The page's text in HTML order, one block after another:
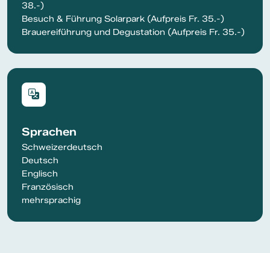
38.-)
Besuch & Führung Solarpark (Aufpreis Fr. 35.-)
Brauereiführung und Degustation (Aufpreis Fr. 35.-)
Sprachen
Schweizerdeutsch
Deutsch
Englisch
Französisch
mehrsprachig